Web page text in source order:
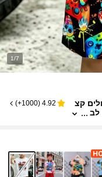
1/7
קצ
לב
4.92
(
1000+
)